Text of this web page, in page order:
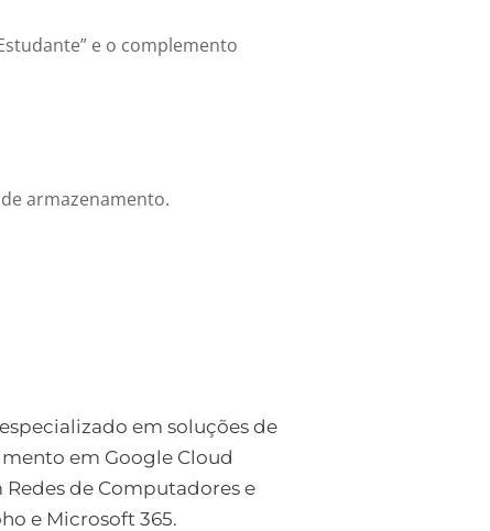
e o complemento
armazenamento.
em soluções de
em Google Cloud
de Computadores e
e Microsoft 365.